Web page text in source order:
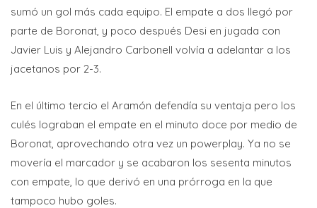
sumó un gol más cada equipo. El empate a dos llegó por
parte de Boronat, y poco después Desi en jugada con
Javier Luis y Alejandro Carbonell volvía a adelantar a los
jacetanos por 2-3.
En el último tercio el Aramón defendía su ventaja pero los
culés lograban el empate en el minuto doce por medio de
Boronat, aprovechando otra vez un powerplay. Ya no se
movería el marcador y se acabaron los sesenta minutos
con empate, lo que derivó en una prórroga en la que
tampoco hubo goles.